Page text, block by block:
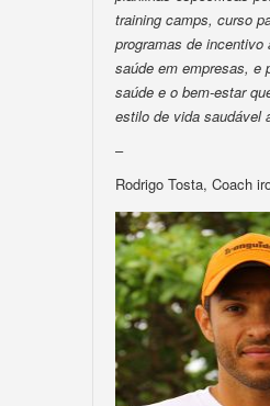
training camps, curso
programas de incentivo
saúde em empresas, e
saúde e o bem-estar
estilo de vida saudável
–
Rodrigo Tosta, Coach